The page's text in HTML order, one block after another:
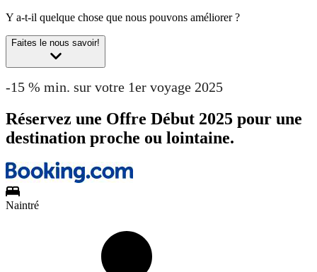
Y a-t-il quelque chose que nous pouvons améliorer ?
Faites le nous savoir!
-15 % min. sur votre 1er voyage 2025
Réservez une Offre Début 2025 pour une
destination proche ou lointaine.
Naintré